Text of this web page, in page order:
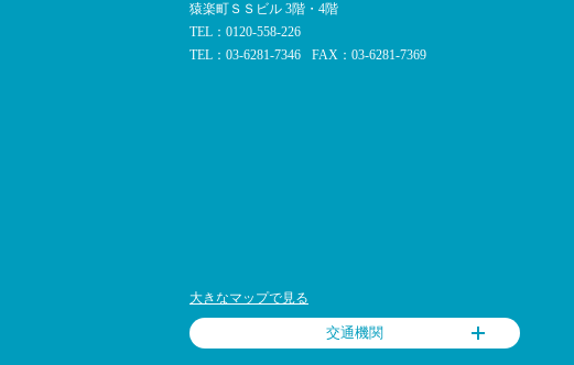
猿楽町ＳＳビル 3階・4階
TEL：0120-558-226
TEL：03-6281-7346
FAX：03-6281-7369
大きなマップで見る
交通機関